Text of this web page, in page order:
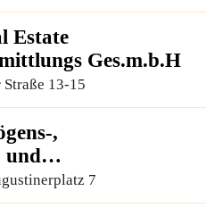
Estate
Ges.m.b.H
13-15
,
und
GmbH
8280 Fürstenfeld, Augustinerplatz 7